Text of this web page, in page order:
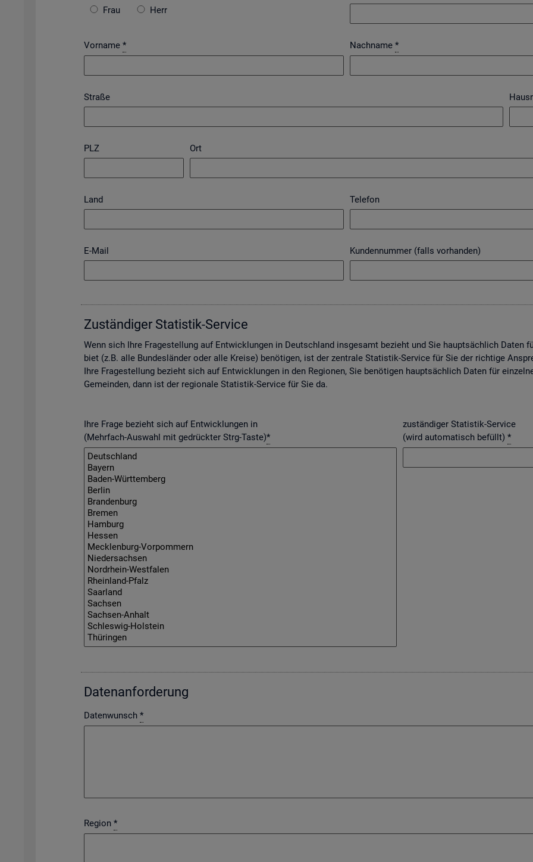
Frau
Herr
Vorname * Nachname *
Straße
PLZ Ort
Land Telefon
E-Mail Kundennummer (falls vorhanden)
Zu­stän­di­ger Sta­tis­tik-Ser­vice
Wenn sich Ihre Fra­ge­stel­lung auf Ent­wick­lun­gen in Deutsch­land ins­ge­samt be­zieht und Sie haupt­säch­lich Daten
biet (z.B. alle Bun­des­län­der oder alle Krei­se) be­nö­ti­gen, ist der zen­tra­le Sta­tis­tik-Ser­vice für Sie der rich­ti­ge
Ihre Fra­ge­stel­lung be­zieht sich auf Ent­wick­lun­gen in den Re­gio­nen, Sie be­nö­ti­gen haupt­säch­lich Daten für
Ge­mein­den, dann ist der re­gio­na­le Sta­tis­tik-Ser­vice für Sie da.
Ihre Frage bezieht sich auf Entwicklungen in
(Mehrfach-Auswahl mit gedrückter Strg-Taste)*
zuständiger Statistik-Service
(wird automatisch befüllt) *
Da­ten­an­for­de­rung
Datenwunsch *
Region *